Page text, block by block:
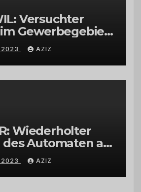
Versuchter
Gewerbegebiet
2023 AZIZ
Wiederholter
Automaten am
in
am Labachweg
2023 AZIZ